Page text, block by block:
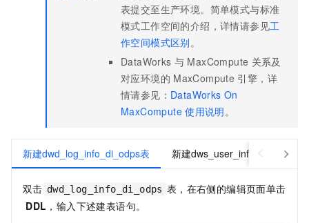
表提交至生产环境。简单模式与标准
模式工作空间的介绍，详情请参见工
作空间模式区别 。
DataWorks 与 MaxCompute 关系及
对应环境的 MaxCompute 引擎，详
情请参见： DataWorks On
MaxCompute 使用说明 。
新建dwd_log_info_di_odps表 新建
双击 dwd_log_info_di_odps 表，在右侧的编辑页面单击
DDL ，输入下述建表语句。